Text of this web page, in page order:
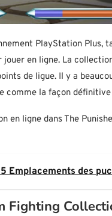
PlayStation Plus,
en ligne. La
de ligue. Il y a
la façon définitive
ligne dans The
Emplacements des
Fighting